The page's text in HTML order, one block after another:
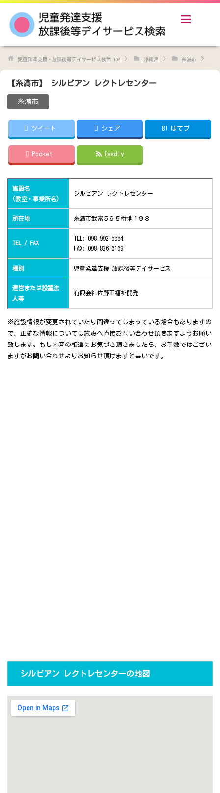
児童発達支援・放課後等デイサービス検索 TOP 沖縄県 糸満市
【糸満市】 シルビアン レクトレセンター
糸満市
ツイート シェア B! はてブ
Pocket feedly
施設名
(教室・事業所名)
シルビアン レクトレセンター
所在地 糸満市武富５９５番地１９８
TEL / FAX
TEL: 098-992-5554
FAX: 098-836-6169
種別 児童発達支援 放課後等デイサービス
運営または設置法
人等
有限会社佐野正福祉開発
※施設情報が変更されていたり間違ってしまっている場合もありますの
で、正確な情報については施設へ直接お問い合わせ頂きますようお願い
致します。もし内容の相違にお気づき頂きましたら、お手数ではござい
ますがお問い合わせよりお知らせ頂けますと幸いです。
シルビアン レクトレセンターの地図